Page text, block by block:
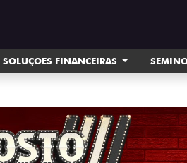
SOLUÇÕES FINANCEIRAS